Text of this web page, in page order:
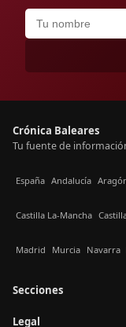
Crónica Baleares
Tu fuente de
España Andalucía
Castilla La-Mancha
Madrid Murcia Navarra
Secciones
Legal